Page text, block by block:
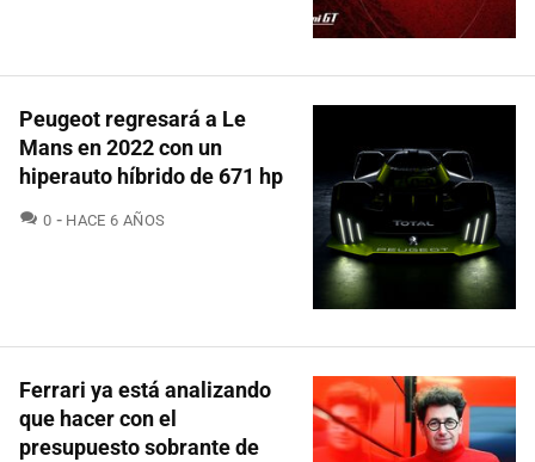
Peugeot regresará a Le
Mans en 2022 con un
hiperauto híbrido de 671 hp
0 COMENTARIOS
HACE 6 AÑOS
Ferrari ya está analizando
que hacer con el
presupuesto sobrante de